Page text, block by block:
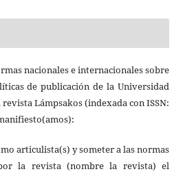
nacionales e internacionales sobre
de publicación de la Universidad
Lámpsakos (indexada con ISSN:
articulista(s) y someter a las normas
la revista (nombre la revista) el